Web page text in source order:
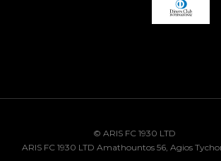
© ARIS FC 1930 LTD
ARIS FC 1930 LTD Amathountos 56, Agios